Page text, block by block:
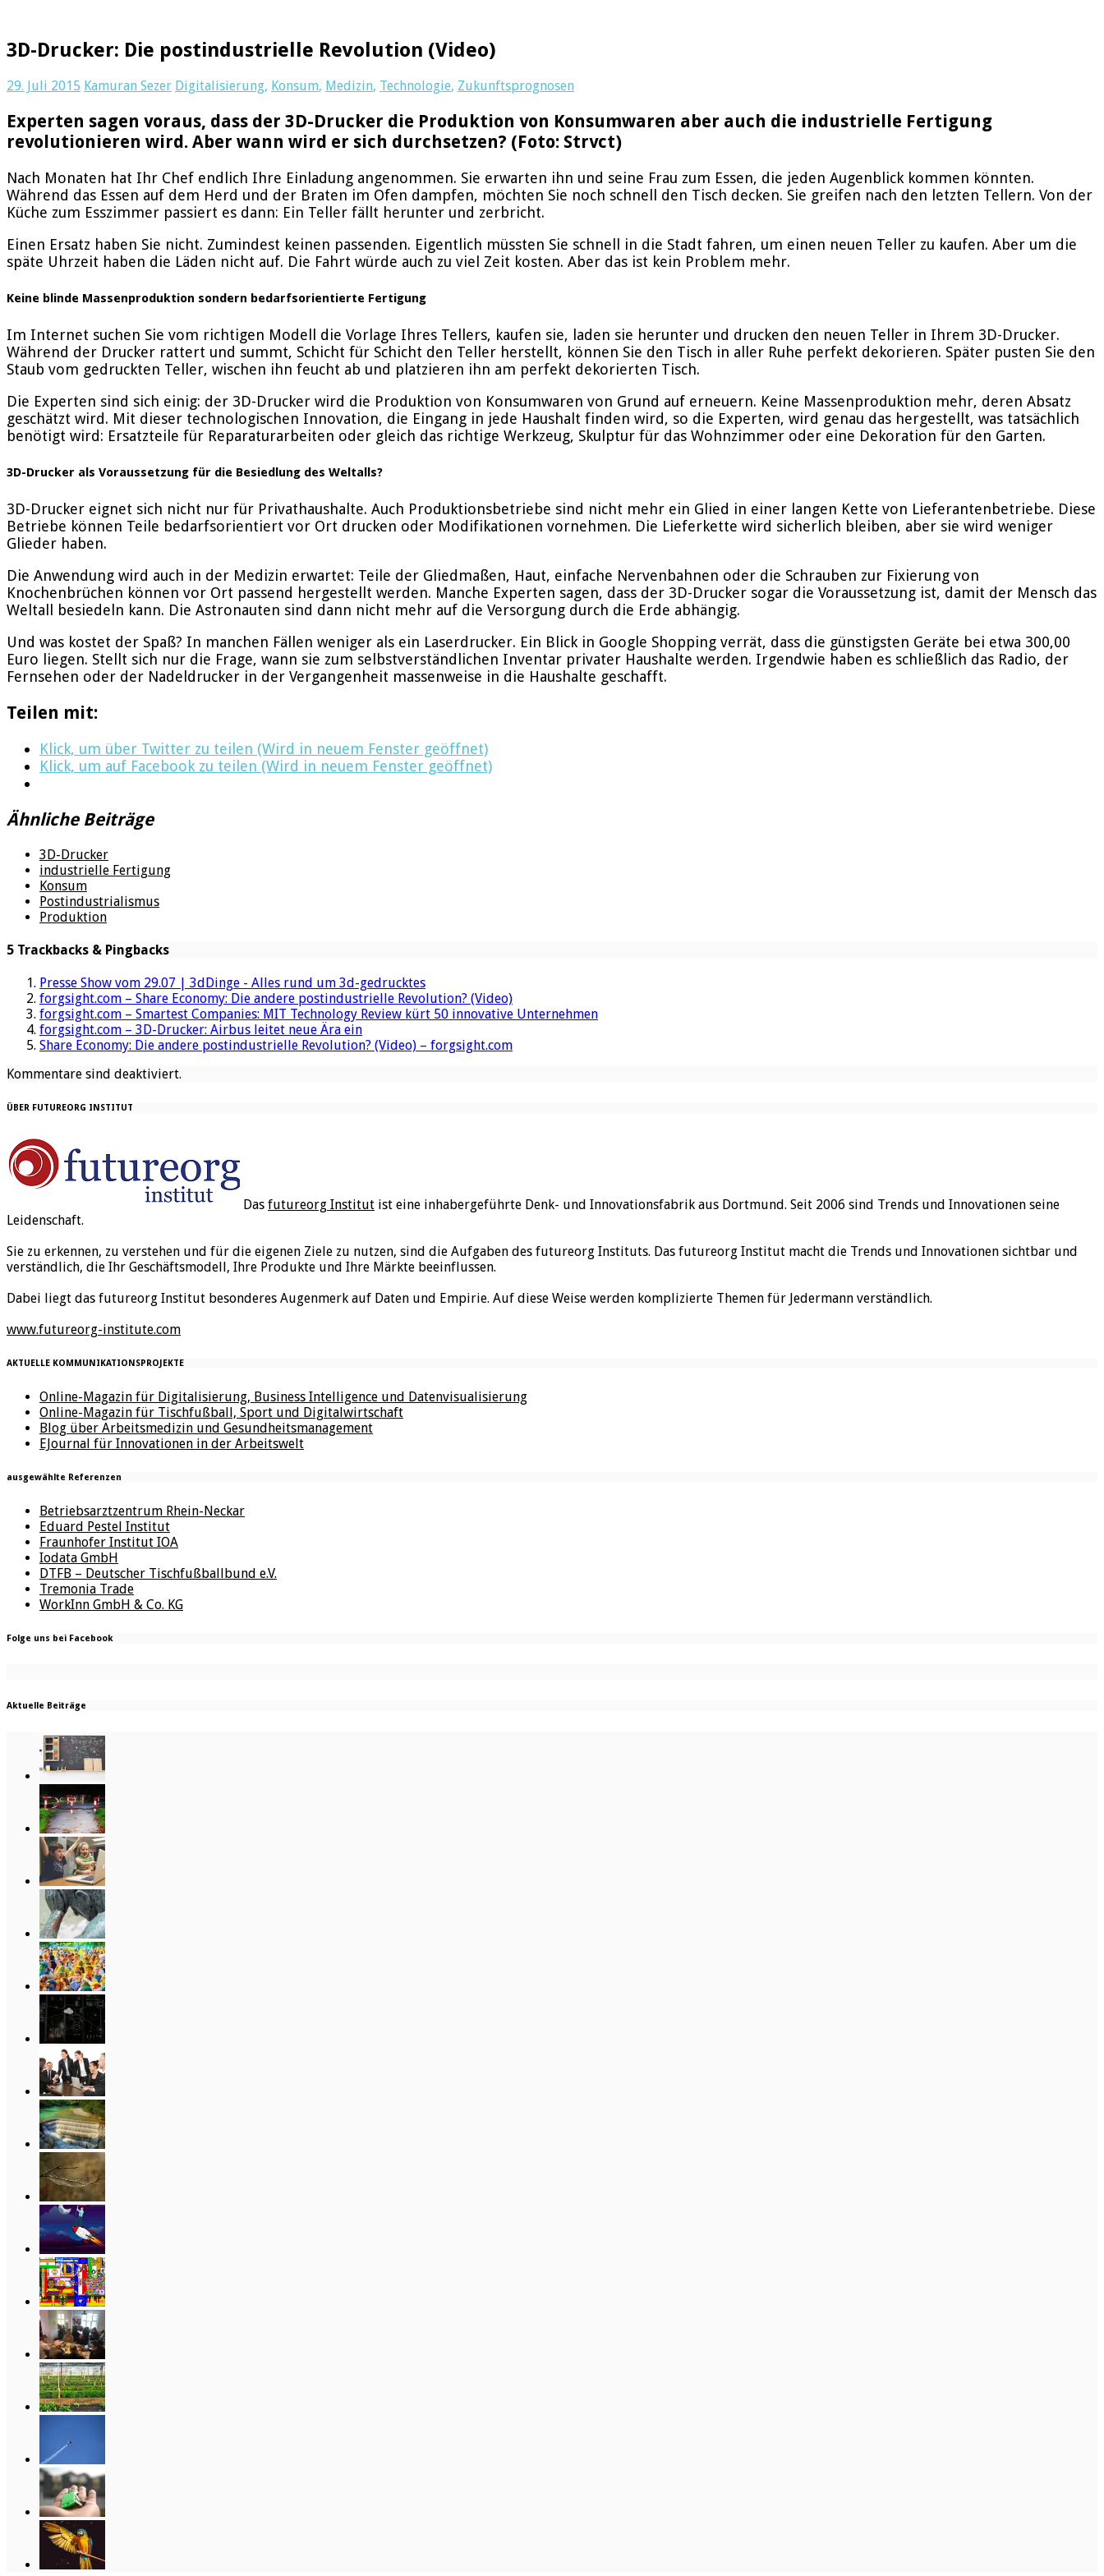
3D-Drucker: Die postindustrielle Revolution (Video)
29. Juli 2015 Kamuran Sezer Digitalisierung, Konsum, Medizin, Technologie, Zukunftsprognosen
Experten sagen voraus, dass der 3D-Drucker die Produktion von Konsumwaren aber auch die industrielle Fertigung
revolutionieren wird. Aber wann wird er sich durchsetzen? (Foto: Strvct)
Nach Monaten hat Ihr Chef endlich Ihre Einladung angenommen. Sie erwarten ihn und seine Frau zum Essen, die jeden Augenblick kommen könnten.
Während das Essen auf dem Herd und der Braten im Ofen dampfen, möchten Sie noch schnell den Tisch decken. Sie greifen nach den letzten Tellern. Von der
Küche zum Esszimmer passiert es dann: Ein Teller fällt herunter und zerbricht.
Einen Ersatz haben Sie nicht. Zumindest keinen passenden. Eigentlich müssten Sie schnell in die Stadt fahren, um einen neuen Teller zu kaufen. Aber um die
späte Uhrzeit haben die Läden nicht auf. Die Fahrt würde auch zu viel Zeit kosten. Aber das ist kein Problem mehr.
Keine blinde Massenproduktion sondern bedarfsorientierte Fertigung
Im Internet suchen Sie vom richtigen Modell die Vorlage Ihres Tellers, kaufen sie, laden sie herunter und drucken den neuen Teller in Ihrem 3D-Drucker.
Während der Drucker rattert und summt, Schicht für Schicht den Teller herstellt, können Sie den Tisch in aller Ruhe perfekt dekorieren. Später pusten Sie den
Staub vom gedruckten Teller, wischen ihn feucht ab und platzieren ihn am perfekt dekorierten Tisch.
Die Experten sind sich einig: der 3D-Drucker wird die Produktion von Konsumwaren von Grund auf erneuern. Keine Massenproduktion mehr, deren Absatz
geschätzt wird. Mit dieser technologischen Innovation, die Eingang in jede Haushalt finden wird, so die Experten, wird genau das hergestellt, was tatsächlich
benötigt wird: Ersatzteile für Reparaturarbeiten oder gleich das richtige Werkzeug, Skulptur für das Wohnzimmer oder eine Dekoration für den Garten.
3D-Drucker als Voraussetzung für die Besiedlung des Weltalls?
3D-Drucker eignet sich nicht nur für Privathaushalte. Auch Produktionsbetriebe sind nicht mehr ein Glied in einer langen Kette von Lieferantenbetriebe. Diese
Betriebe können Teile bedarfsorientiert vor Ort drucken oder Modifikationen vornehmen. Die Lieferkette wird sicherlich bleiben, aber sie wird weniger
Glieder haben.
Die Anwendung wird auch in der Medizin erwartet: Teile der Gliedmaßen, Haut, einfache Nervenbahnen oder die Schrauben zur Fixierung von
Knochenbrüchen können vor Ort passend hergestellt werden. Manche Experten sagen, dass der 3D-Drucker sogar die Voraussetzung ist, damit der Mensch das
Weltall besiedeln kann. Die Astronauten sind dann nicht mehr auf die Versorgung durch die Erde abhängig.
Und was kostet der Spaß? In manchen Fällen weniger als ein Laserdrucker. Ein Blick in Google Shopping verrät, dass die günstigsten Geräte bei etwa 300,00
Euro liegen. Stellt sich nur die Frage, wann sie zum selbstverständlichen Inventar privater Haushalte werden. Irgendwie haben es schließlich das Radio, der
Fernsehen oder der Nadeldrucker in der Vergangenheit massenweise in die Haushalte geschafft.
Teilen mit:
Klick, um über Twitter zu teilen (Wird in neuem Fenster geöffnet)
Klick, um auf Facebook zu teilen (Wird in neuem Fenster geöffnet)
Ähnliche Beiträge
3D-Drucker
industrielle Fertigung
Konsum
Postindustrialismus
Produktion
5 Trackbacks & Pingbacks
Presse Show vom 29.07 | 3dDinge - Alles rund um 3d-gedrucktes
forgsight.com – Share Economy: Die andere postindustrielle Revolution? (Video)
forgsight.com – Smartest Companies: MIT Technology Review kürt 50 innovative Unternehmen
forgsight.com – 3D-Drucker: Airbus leitet neue Ära ein
Share Economy: Die andere postindustrielle Revolution? (Video) – forgsight.com
Kommentare sind deaktiviert.
ÜBER FUTUREORG INSTITUT
Das futureorg Institut ist eine inhabergeführte Denk- und Innovationsfabrik aus Dortmund. Seit 2006 sind Trends und Innovationen seine
Leidenschaft.
Sie zu erkennen, zu verstehen und für die eigenen Ziele zu nutzen, sind die Aufgaben des futureorg Instituts. Das futureorg Institut macht die Trends und Innovationen sichtbar und
verständlich, die Ihr Geschäftsmodell, Ihre Produkte und Ihre Märkte beeinflussen.
Dabei liegt das futureorg Institut besonderes Augenmerk auf Daten und Empirie. Auf diese Weise werden komplizierte Themen für Jedermann verständlich.
www.futureorg-institute.com
AKTUELLE KOMMUNIKATIONSPROJEKTE
Online-Magazin für Digitalisierung, Business Intelligence und Datenvisualisierung
Online-Magazin für Tischfußball, Sport und Digitalwirtschaft
Blog über Arbeitsmedizin und Gesundheitsmanagement
EJournal für Innovationen in der Arbeitswelt
ausgewählte Referenzen
Betriebsarztzentrum Rhein-Neckar
Eduard Pestel Institut
Fraunhofer Institut IOA
Iodata GmbH
DTFB – Deutscher Tischfußballbund e.V.
Tremonia Trade
WorkInn GmbH & Co. KG
Folge uns bei Facebook
Aktuelle Beiträge